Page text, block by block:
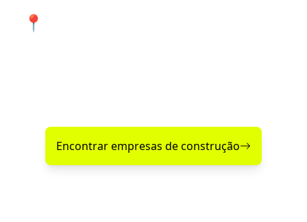
📍 Atendimento de qualidade em
Encontrar empresas de construção